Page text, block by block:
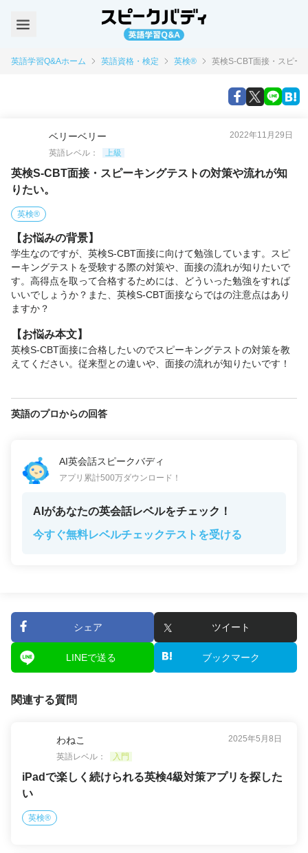
英語学習Q&Aホーム 英語資格・検定 英検® 英検S-CBT面接・スピー
ベリーベリー
2022年11月29日
英語レベル：
上級
英検S-CBT面接・スピーキングテストの対策や流れが知
りたい。
英検®
【お悩みの背景】
学生なのですが、英検S-CBT面接に向けて勉強しています。スピ
ーキングテストを受験する際の対策や、面接の流れが知りたいで
す。高得点を取って合格するためには、どういった勉強をすれば
いいでしょうか？また、英検S-CBT面接ならではの注意点はあり
ますか？
【お悩み本文】
英検S-CBT面接に合格したいのでスピーキングテストの対策を教
えてください。従来型との違いや、面接の流れが知りたいです！
英語のプロからの回答
AI英会話スピークバディ
アプリ累計500万ダウンロード！
AIがあなたの英会話レベルをチェック！
今すぐ無料レベルチェックテストを受ける
シェア ツイート
LINEで送る ブックマーク
関連する質問
わねこ
2025年5月8日
英語レベル：
入門
iPadで楽しく続けられる英検4級対策アプリを探した
い
英検®